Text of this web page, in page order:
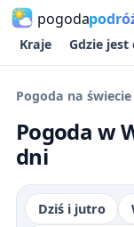
pogoda
Kraje Gdzie jest
Pogoda na świecie
Pogoda w
dni
Dziś i jutro